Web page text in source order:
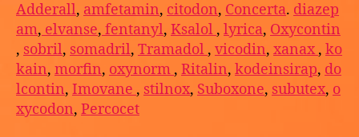
Adderall, amfetamin, citodon, Concerta. diazep
am, elvanse, fentanyl, Ksalol , lyrica, Oxycontin
, sobril, somadril, Tramadol , vicodin, xanax, ko
kain, morfin, oxynorm , Ritalin, kodeinsirap, do
lcontin, Imovane , stilnox, Suboxone, subutex, o
xycodon, Percocet